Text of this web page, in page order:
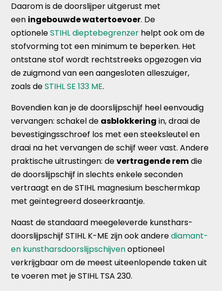
Daarom is de doorslijper uitgerust met
een ingebouwde watertoevoer. De
optioneleSTIHL dieptebegrenzer helpt ook om de
stofvorming tot een minimum te beperken. Het
ontstane stof wordt rechtstreeks opgezogen via
de zuigmond van een aangesloten alleszuiger,
zoals deSTIHL SE 133 ME.
Bovendien kan je de doorslijpschijf heel eenvoudig
vervangen: schakel de asblokkering in, draai de
bevestigingsschroef los met een steeksleutel en
draai na het vervangen de schijf weer vast. Andere
praktische uitrustingen: devertragende remdie
de doorslijpschijf in slechts enkele seconden
vertraagt en de STIHL magnesium beschermkap
met geïntegreerd doseerkraantje.
Naast de standaard meegeleverde kunsthars-
doorslijpschijf STIHL K-ME zijn ook anderediamant-
en kunstharsdoorslijpschijvenoptioneel
verkrijgbaar om de meest uiteenlopende taken uit
te voeren met je STIHL TSA 230.